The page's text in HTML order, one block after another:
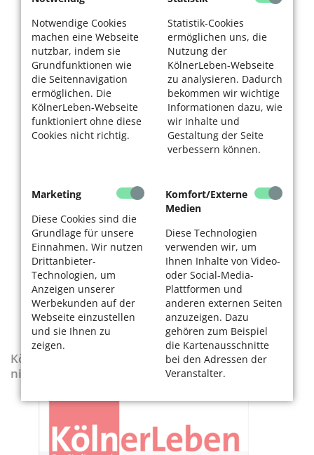
Notwendige Cookies
machen eine Webseite
nutzbar, indem sie
Grundfunktionen wie
die Seitennavigation
ermöglichen. Die
KölnerLeben-Webseite
funktioniert ohne diese
Cookies nicht richtig.
Statistik-Cookies
ermöglichen uns, die
Nutzung der
KölnerLeben-Webseite
zu analysieren. Dadurch
bekommen wir wichtige
Informationen dazu, wie
wir Inhalte und
Gestaltung der Seite
verbessern können.
Marketing
Diese Cookies sind die
Grundlage für unsere
Einnahmen. Wir nutzen
Drittanbieter-
Technologien, um
Anzeigen unserer
Werbekunden auf der
Webseite einzustellen
und sie Ihnen zu
zeigen.
Komfort/Externe
Medien
Diese Technologien
verwenden wir, um
Ihnen Inhalte von Video-
oder Social-Media-
Plattformen und
anderen externen Seiten
anzuzeigen. Dazu
gehören zum Beispiel
die Kartenausschnitte
bei den Adressen der
Veranstalter.
KölnerLeben-Sonderausgabe „Wenn die Rente
nicht reicht“